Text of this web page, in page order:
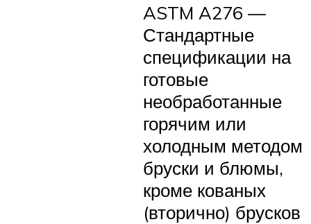
ASTM A276 —
Стандартные
спецификации на
готовые
необработанные
горячим или
холодным методом
бруски и блюмы,
кроме кованых
(вторично) брусков